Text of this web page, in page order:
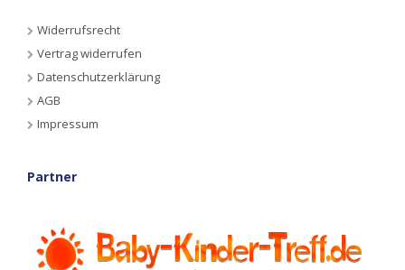
Widerrufsrecht
Vertrag widerrufen
Datenschutzerklärung
AGB
Impressum
Partner